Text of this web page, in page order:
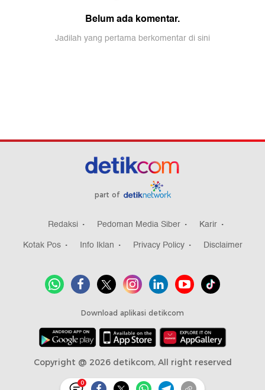
0
part of
Redaksi Pedoman Media Siber
Karir
Kotak Pos
Info Iklan Privacy Policy Disclaimer
Download aplikasi detikcom
Copyright @ 2026 detikcom, All right reserved